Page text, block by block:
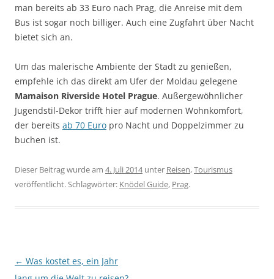
man bereits ab 33 Euro nach Prag, die Anreise mit dem
Bus ist sogar noch billiger. Auch eine Zugfahrt über Nacht
bietet sich an.
Um das malerische Ambiente der Stadt zu genießen,
empfehle ich das direkt am Ufer der Moldau gelegene
Mamaison Riverside Hotel Prague. Außergewöhnlicher
Jugendstil-Dekor trifft hier auf modernen Wohnkomfort,
der bereits ab 70 Euro pro Nacht und Doppelzimmer zu
buchen ist.
Dieser Beitrag wurde am 4. Juli 2014unter Reisen,Tourismus
veröffentlicht. Schlagwörter: Knödel Guide, Prag.
Beitragsnavigation
← Was kostet es, ein Jahr